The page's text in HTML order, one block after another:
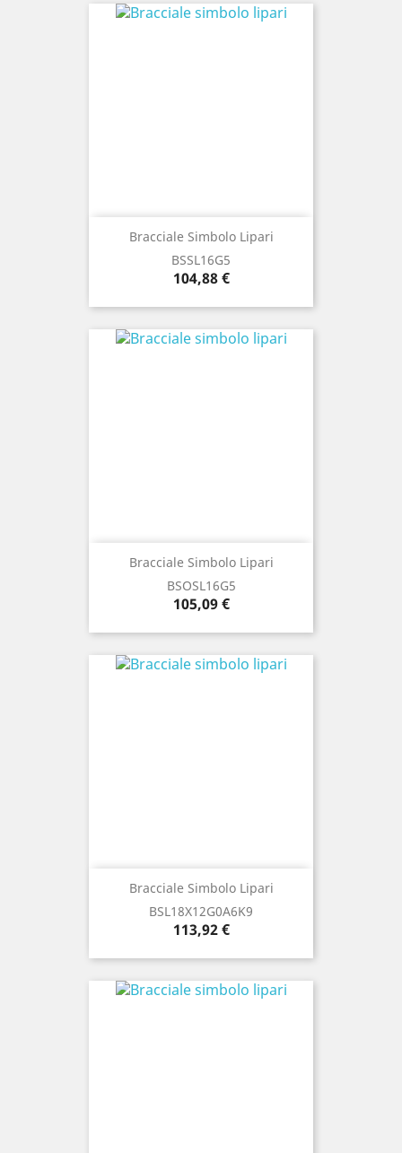
Bracciale Simbolo Lipari
BSSL16G5
Prezzo
104,88 €
Bracciale Simbolo Lipari
BSOSL16G5
Prezzo
105,09 €
Bracciale Simbolo Lipari
BSL18X12G0A6K9
Prezzo
113,92 €